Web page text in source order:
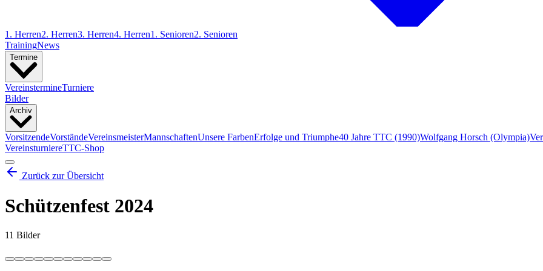
1. Herren2. Herren3. Herren4. Herren1. Senioren2. Senioren
TrainingNews
Termine
VereinstermineTurniere
Bilder
Archiv
VorsitzendeVorständeVereinsmeisterMannschaftenUnsere FarbenErfolge und Triumphe40 Jahre TTC (1990)Wolfgang Horsch (Olympia)
VereinsturniereTTC-Shop
Zurück zur Übersicht
Schützenfest 2024
11 Bilder